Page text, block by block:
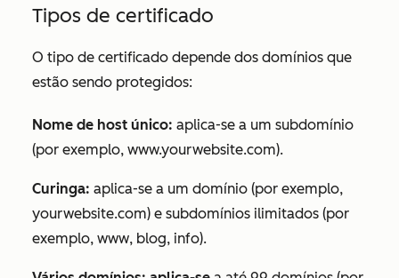
Tipos de certificado
O tipo de certificado depende dos domínios que
estão sendo protegidos:
Nome de host único: aplica-se a um subdomínio
(por exemplo, www.yourwebsite.com).
Curinga: aplica-se a um domínio (por exemplo,
yourwebsite.com) e subdomínios ilimitados (por
exemplo, www, blog, info).